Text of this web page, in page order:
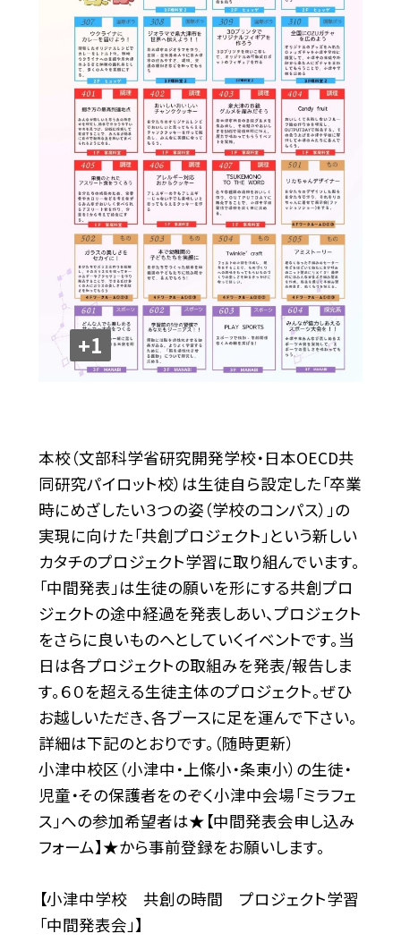
+1
本校（文部科学省研究開発学校・日本OECD共
同研究パイロット校）は生徒自ら設定した「卒業
時にめざしたい３つの姿（学校のコンパス）」の
実現に向けた「共創プロジェクト」という新しい
カタチのプロジェクト学習に取り組んでいます。
「中間発表」は生徒の願いを形にする共創プロ
ジェクトの途中経過を発表しあい、プロジェクト
をさらに良いものへとしていくイベントです。当
日は各プロジェクトの取組みを発表/報告しま
す。６０を超える生徒主体のプロジェクト。ぜひ
お越しいただき、各ブースに足を運んで下さい。
詳細は下記のとおりです。（随時更新）
小津中校区（小津中・上絛小・条東小）の生徒・
児童・その保護者をのぞく小津中会場「ミラフェ
ス」への参加希望者は★【中間発表会申し込み
フォーム】★から事前登録をお願いします。
【小津中学校 共創の時間 プロジェクト学習
「中間発表会」】